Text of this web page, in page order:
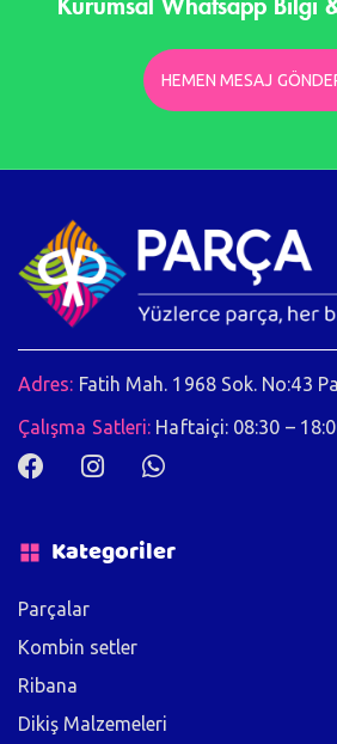
HEMEN MESAJ
Adres: Fatih Mah. 1968 Sok. No:43
Çalışma Satleri: Haftaiçi: 08:30 –
Kategoriler
Parçalar
Kombin setler
Ribana
Dikiş Malzemeleri